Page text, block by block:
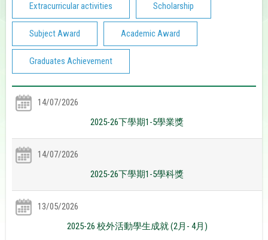
Extracurricular activities Scholarship
Subject Award Academic Award
Graduates Achievement
14/07/2026
2025-26下學期1-5學業獎
14/07/2026
2025-26下學期1-5學科獎
13/05/2026
2025-26 校外活動學生成就 (2月- 4月)